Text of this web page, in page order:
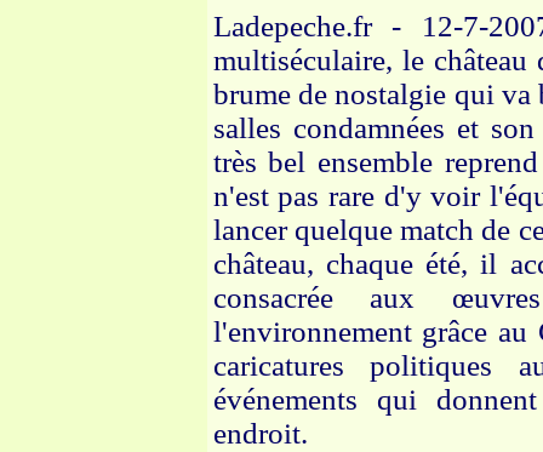
Ladepeche.fr - 12-7-
multiséculaire, le
brume de nostalgie qui va
salles condamnées et
très bel ensemble
n'est pas rare d'y voir
lancer quelque match de
château, chaque été, il
consacrée aux
l'environnement grâce
caricatures politiques
événements qui
endroit.